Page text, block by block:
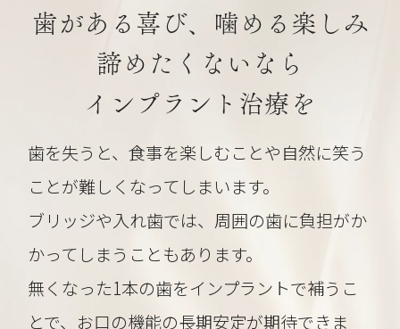
歯がある喜び、噛める楽しみ
諦めたくないなら
インプラント治療を
歯を失うと、食事を楽しむことや自然に笑う
ことが難しくなってしまいます。
ブリッジや入れ歯では、周囲の歯に負担がか
かってしまうこともあります。
無くなった1本の歯をインプラントで補うこ
とで、お口の機能の長期安定が期待できま